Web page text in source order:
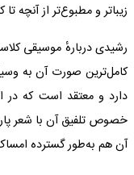
زیباتر و مطبوع‌تر از
رشیدی دربارهٔ موسیقی
کامل‌ترین صورت آن به
دارد و معتقد است که در
خصوص تلفیق آن با شعر
آن هم به‌طور گسترده